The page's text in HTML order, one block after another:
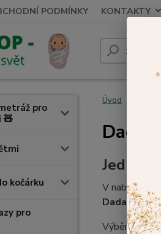
PODMÍNKY KONTAKTY
pro
🧸
kočárku
pro
Úvod
Dada
V nabídce
Dada plenky
Výběr